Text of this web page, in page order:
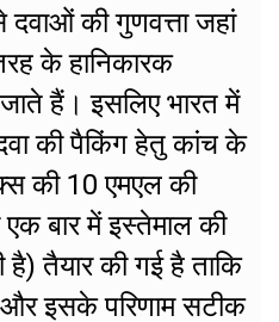
की गुणवत्ता जहां
के हानिकारक
हैं। इसलिए भारत में
की पैकिंग हेतु कांच के
की 10 एमएल की
बार में इस्तेमाल की
है) तैयार की गई है ताकि
और इसके परिणाम सटीक